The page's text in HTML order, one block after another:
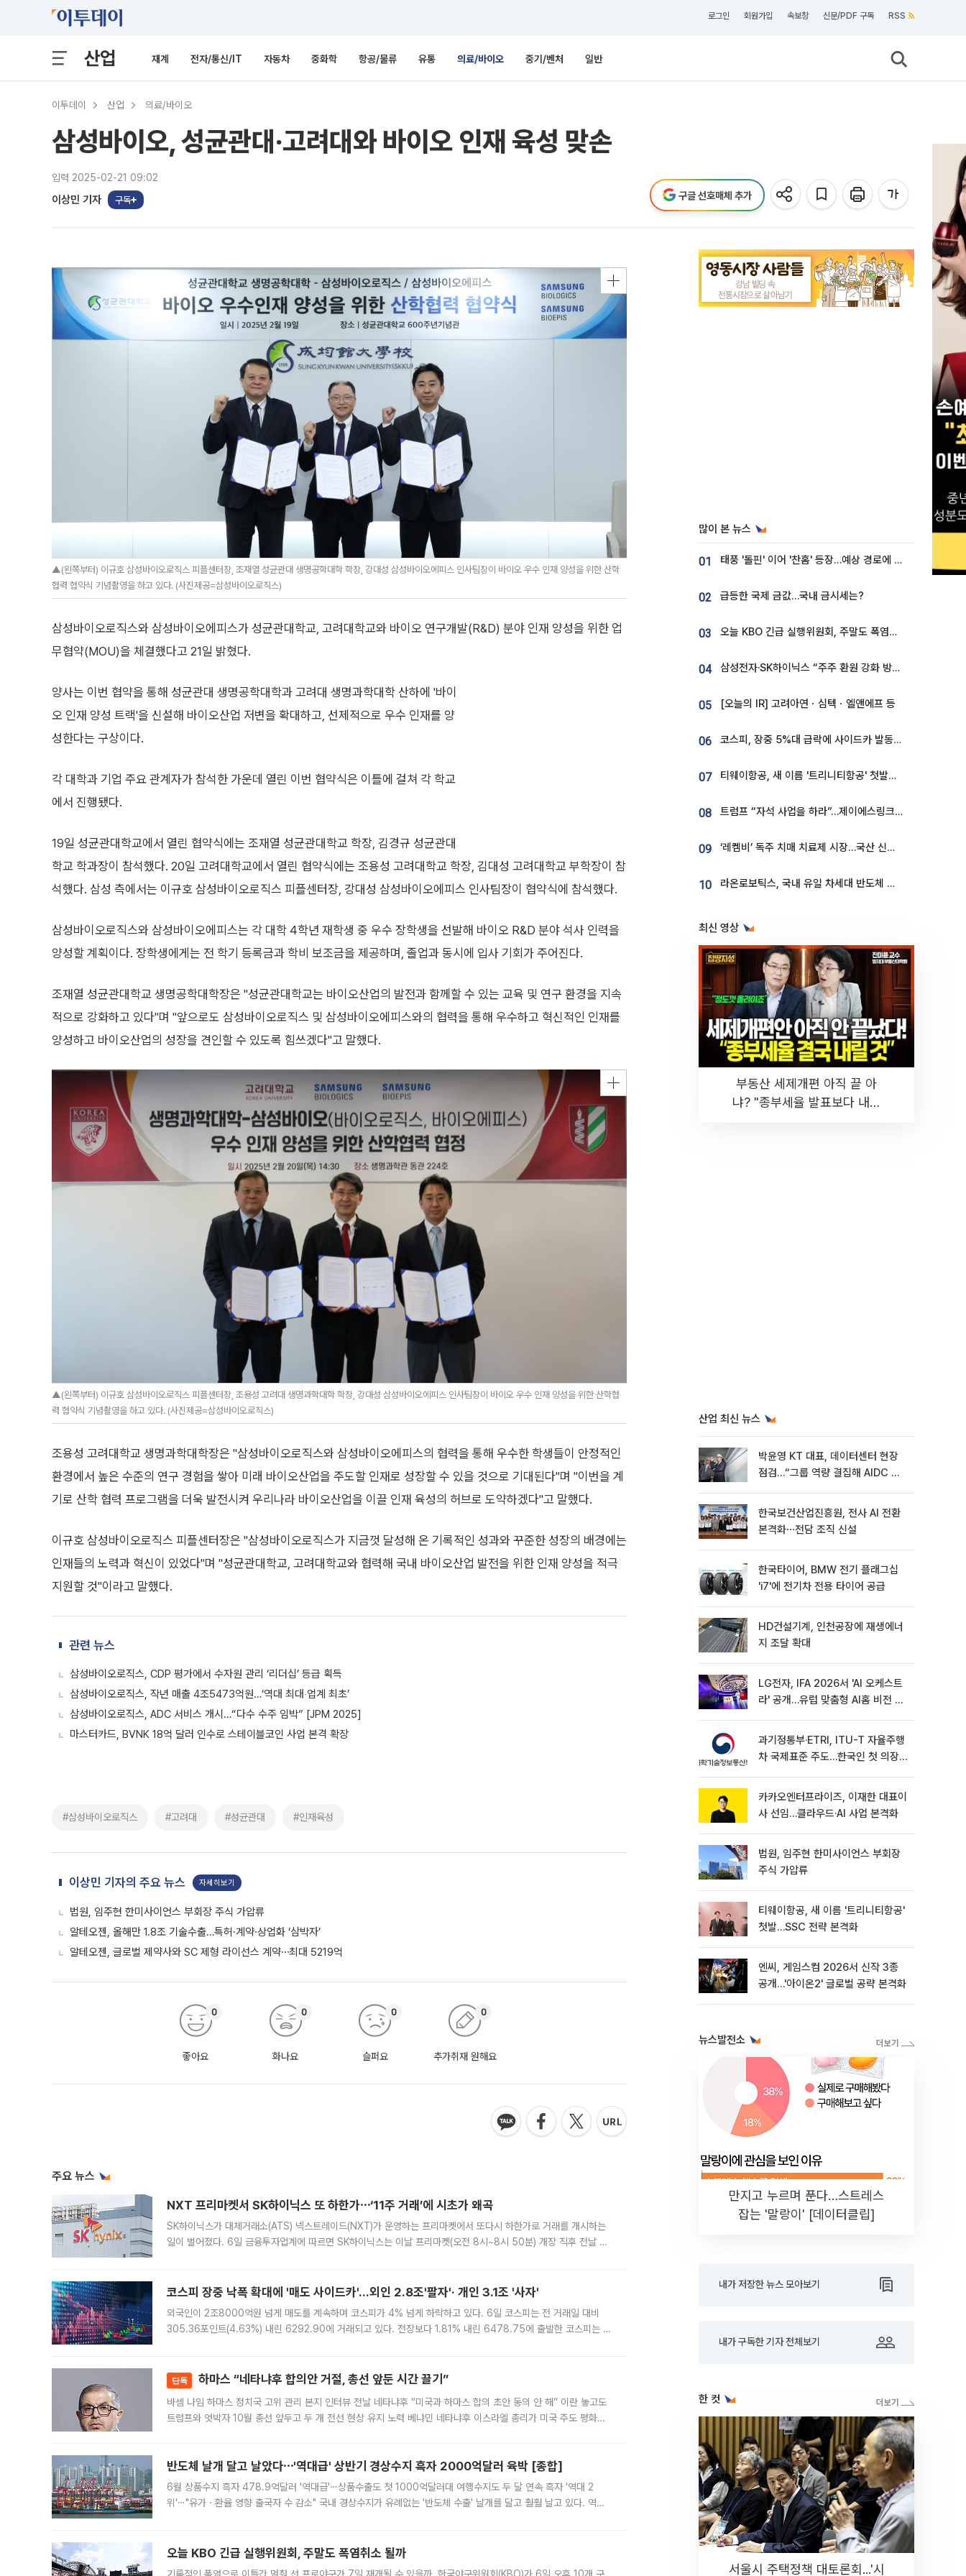
로그인 회원가입 속보창 신문/PDF 구독 RSS
산업 재계 전자/통신/IT 자동차 중화학 항공/물류 유통 의료/바이오 중기/벤처 일반
이투데이 산업 의료/바이오
삼성바이오, 성균관대‧고려대와 바이오 인재 육성 맞손
입력 2025-02-21 09:02
이상민 기자 구독 구글 선호매체 추가
▲(왼쪽부터) 이규호 삼성바이오로직스 피플센터장, 조재열 성균관대 생명공학대학 학장, 강대성 삼성바이오에피스 인사팀장이 바이오 우수 인재 양성을 위한 산학
협력 협약식 기념촬영을 하고 있다. (사진제공=삼성바이오로직스)
삼성바이오로직스와 삼성바이오에피스가 성균관대학교, 고려대학교와 바이오 연구개발(R&D) 분야 인재 양성을 위한 업
무협약(MOU)을 체결했다고 21일 밝혔다.
양사는 이번 협약을 통해 성균관대 생명공학대학과 고려대 생명과학대학 산하에 '바이
오 인재 양성 트랙'을 신설해 바이오산업 저변을 확대하고, 선제적으로 우수 인재를 양
성한다는 구상이다.
각 대학과 기업 주요 관계자가 참석한 가운데 열린 이번 협약식은 이틀에 걸쳐 각 학교
에서 진행됐다.
19일 성균관대학교에서 열린 협약식에는 조재열 성균관대학교 학장, 김경규 성균관대
학교 학과장이 참석했다. 20일 고려대학교에서 열린 협약식에는 조용성 고려대학교 학장, 김대성 고려대학교 부학장이 참
석했다. 삼성 측에서는 이규호 삼성바이오로직스 피플센터장, 강대성 삼성바이오에피스 인사팀장이 협약식에 참석했다.
삼성바이오로직스와 삼성바이오에피스는 각 대학 4학년 재학생 중 우수 장학생을 선발해 바이오 R&D 분야 석사 인력을
양성할 계획이다. 장학생에게는 전 학기 등록금과 학비 보조금을 제공하며, 졸업과 동시에 입사 기회가 주어진다.
조재열 성균관대학교 생명공학대학장은 "성균관대학교는 바이오산업의 발전과 함께할 수 있는 교육 및 연구 환경을 지속
적으로 강화하고 있다"며 "앞으로도 삼성바이오로직스 및 삼성바이오에피스와의 협력을 통해 우수하고 혁신적인 인재를
양성하고 바이오산업의 성장을 견인할 수 있도록 힘쓰겠다"고 말했다.
▲(왼쪽부터) 이규호 삼성바이오로직스 피플센터장, 조용성 고려대 생명과학대학 학장, 강대성 삼성바이오에피스 인사팀장이 바이오 우수 인재 양성을 위한 산학협
력 협약식 기념촬영을 하고 있다. (사진제공=삼성바이오로직스)
조용성 고려대학교 생명과학대학장은 "삼성바이오로직스와 삼성바이오에피스의 협력을 통해 우수한 학생들이 안정적인
환경에서 높은 수준의 연구 경험을 쌓아 미래 바이오산업을 주도할 인재로 성장할 수 있을 것으로 기대된다"며 "이번을 계
기로 산학 협력 프로그램을 더욱 발전시켜 우리나라 바이오산업을 이끌 인재 육성의 허브로 도약하겠다"고 말했다.
이규호 삼성바이오로직스 피플센터장은 "삼성바이오로직스가 지금껏 달성해 온 기록적인 성과와 꾸준한 성장의 배경에는
인재들의 노력과 혁신이 있었다"며 "성균관대학교, 고려대학교와 협력해 국내 바이오산업 발전을 위한 인재 양성을 적극
지원할 것"이라고 말했다.
관련 뉴스
삼성바이오로직스, CDP 평가에서 수자원 관리 ‘리더십’ 등급 획득
삼성바이오로직스, 작년 매출 4조5473억원…‘역대 최대‧업계 최초’
삼성바이오로직스, ADC 서비스 개시…“다수 수주 임박” [JPM 2025]
마스터카드, BVNK 18억 달러 인수로 스테이블코인 사업 본격 확장
#삼성바이오로직스 #고려대 #성균관대 #인재육성
이상민 기자의 주요 뉴스 자세히보기
법원, 임주현 한미사이언스 부회장 주식 가압류
알테오젠, 올해만 1.8조 기술수출…특허·계약·상업화 ‘삼박자’
알테오젠, 글로벌 제약사와 SC 제형 라이선스 계약⋯최대 5219억
좋아요
0
화나요
0
슬퍼요
0
추가취재 원해요
0
주요 뉴스
NXT 프리마켓서 SK하이닉스 또 하한가⋯‘11주 거래’에 시초가 왜곡
SK하이닉스가 대체거래소(ATS) 넥스트레이드(NXT)가 운영하는 프리마켓에서 또다시 하한가로 거래를 개시하는
일이 벌어졌다. 6일 금융투자업계에 따르면 SK하이닉스는 이날 프리마켓(오전 8시~8시 50분) 개장 직후 전날 정
코스피 장중 낙폭 확대에 '매도 사이드카'…외인 2.8조'팔자'· 개인 3.1조 '사자'
외국인이 2조8000억원 넘게 매도를 계속하며 코스피가 4% 넘게 하락하고 있다. 6일 코스피는 전 거래일 대비
305.36포인트(4.63%) 내린 6292.90에 거래되고 있다. 전장보다 1.81% 내린 6478.75에 출발한 코스피는 장
단독 하마스 “네타냐후 합의안 거절, 총선 앞둔 시간 끌기”
바셈 나임 하마스 정치국 고위 관리 본지 인터뷰 전날 네타냐후 “미국과 하마스 합의 초안 동의 안 해” 이란 놓고도
트럼프와 엇박자 10월 총선 앞두고 두 개 전선 현상 유지 노력 베냐민 네타냐후 이스라엘 총리가 미국 주도 평화위
반도체 날개 달고 날았다⋯'역대급' 상반기 경상수지 흑자 2000억달러 육박 [종합]
6월 상품수지 흑자 478.9억달러 '역대급'⋯상품수출도 첫 1000억달러대 여행수지도 두 달 연속 흑자 '역대 2
위'⋯"유가ㆍ환율 영향 출국자 수 감소" 국내 경상수지가 유례없는 '반도체 수출' 날개를 달고 훨훨 날고 있다. 역대
오늘 KBO 긴급 실행위원회, 주말도 폭염취소 될까
많이 본 뉴스
01 태풍 '돌핀' 이어 '찬홈' 등장…예상 경로에 한국 '한숨'
02 급등한 국제 금값…국내 금시세는?
03 오늘 KBO 긴급 실행위원회, 주말도 폭염취소 될까
04 삼성전자·SK하이닉스 “주주 환원 강화 방안 마련”
05 [오늘의 IR] 고려아연ㆍ심텍ㆍ엘앤에프 등
06 코스피, 장중 5%대 급락에 사이드카 발동…삼성·SK 동반 폭락
07 티웨이항공, 새 이름 '트리니티항공' 첫발…SSC 전략 본격화
08 트럼프 “자석 사업을 하라”…제이에스링크, 비중국 영구자석 공급망 구축 속도
09 ‘레켐비’ 독주 치매 치료제 시장…국산 신약 등장하나
10 라온로보틱스, 국내 유일 차세대 반도체 공정 로봇 개발 ‘고객사 테스트 진행’
최신 영상
부동산 세제개편 아직 끝 아
냐? "종부세율 발표보다 내릴
산업 최신 뉴스
박윤영 KT 대표, 데이터센터 현장
점검…“그룹 역량 결집해 AIDC 경
한국보건산업진흥원, 전사 AI 전환
본격화⋯전담 조직 신설
한국타이어, BMW 전기 플래그십
'i7'에 전기차 전용 타이어 공급
HD건설기계, 인천공장에 재생에너
지 조달 확대
LG전자, IFA 2026서 'AI 오케스트
라' 공개…유럽 맞춤형 AI홈 비전 제
과기정통부·ETRI, ITU-T 자율주행
차 국제표준 주도…한국인 첫 의장
카카오엔터프라이즈, 이재한 대표이
사 선임…클라우드·AI 사업 본격화
법원, 임주현 한미사이언스 부회장
주식 가압류
티웨이항공, 새 이름 '트리니티항공'
첫발…SSC 전략 본격화
엔씨, 게임스컴 2026서 신작 3종
공개…'아이온2' 글로벌 공략 본격화
뉴스발전소
만지고 누르며 푼다…스트레스
잡는 '말랑이' [데이터클립]
내가 저장한 뉴스 모아보기
내가 구독한 기자 전체보기
한 컷
서울시 주택정책 대토론회...'시